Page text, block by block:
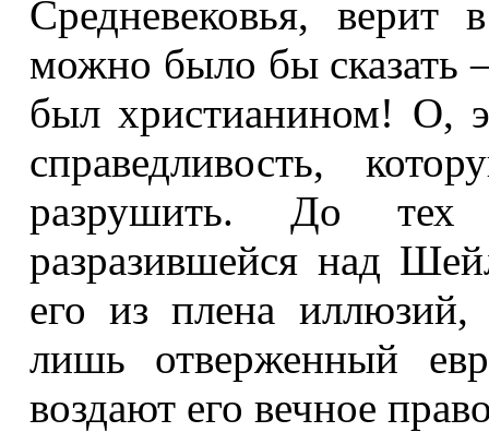
Средневековья, верит
можно было бы сказать
был христианином! О,
справедливость,
разрушить. До
разразившейся над
его из плена иллюзий,
лишь отверженный
воздают его вечное